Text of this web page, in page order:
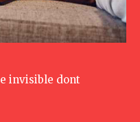
invisible dont